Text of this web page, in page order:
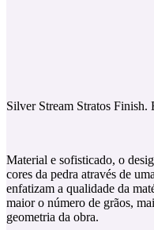
Silver Stream Stratos
Material e sofisticado, o
cores da pedra através de
enfatizam a qualidade da
maior o número de grãos,
geometria da obra.